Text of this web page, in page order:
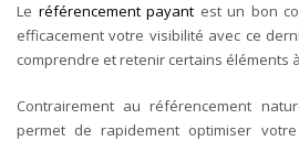
Le référencement payant est un bon
efficacement votre visibilité avec ce
comprendre et retenir certains éléments
Contrairement au référencement
permet de rapidement optimiser